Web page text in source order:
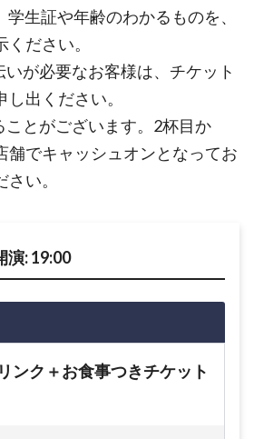
生証や年齢のわかるものを、
ださい。
が必要なお客様は、チケット
出ください。
とがございます。2杯目か
舗でキャッシュオンとなってお
い。
演: 19:00
ンク＋お食事つきチケット